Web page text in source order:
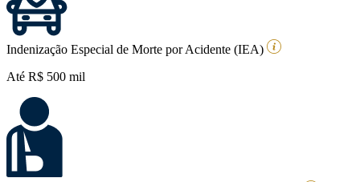
Indenização Especial de Morte por Acidente (IEA)
Até R$ 500 mil